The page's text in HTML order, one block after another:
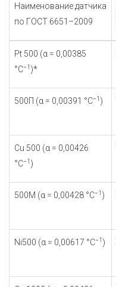
Наименование датчика
по ГОСТ 6651–2009
Pt 500 (α = 0,00385
°С−1 )*
500П (α = 0,00391 °С−1 )
Cu 500 (α = 0,00426
°С−1 )
500М (α = 0,00428 °С−1 )
Ni500 (α = 0,00617 °С−1 )